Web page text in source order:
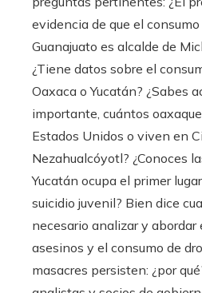
evidencia de que el
Guanajuato es alcalde de
¿Tiene datos sobre el
Oaxaca o Yucatán? ¿Sabes
importante, cuántos
Estados Unidos o viven en
Nezahualcóyotl? ¿Conoces
Yucatán ocupa el primer
suicidio juvenil? Bien dice
necesario analizar y
asesinos y el consumo de
masacres persisten: ¿por